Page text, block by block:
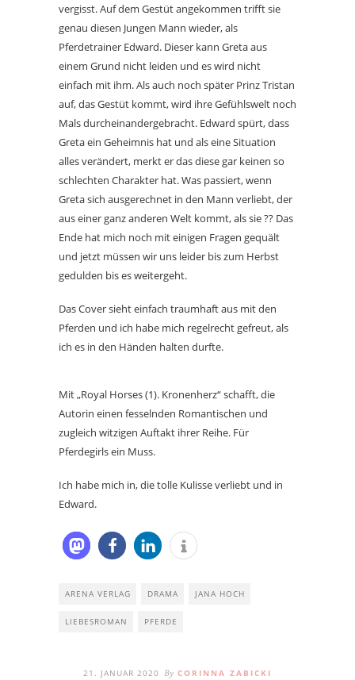
vergisst. Auf dem Gestüt angekommen trifft sie
genau diesen Jungen Mann wieder, als
Pferdetrainer Edward. Dieser kann Greta aus
einem Grund nicht leiden und es wird nicht
einfach mit ihm. Als auch noch später Prinz Tristan
auf, das Gestüt kommt, wird ihre Gefühlswelt noch
Mals durcheinandergebracht. Edward spürt, dass
Greta ein Geheimnis hat und als eine Situation
alles verändert, merkt er das diese gar keinen so
schlechten Charakter hat. Was passiert, wenn
Greta sich ausgerechnet in den Mann verliebt, der
aus einer ganz anderen Welt kommt, als sie ?? Das
Ende hat mich noch mit einigen Fragen gequält
und jetzt müssen wir uns leider bis zum Herbst
gedulden bis es weitergeht.
Das Cover sieht einfach traumhaft aus mit den
Pferden und ich habe mich regelrecht gefreut, als
ich es in den Händen halten durfte.
Mit „Royal Horses (1). Kronenherz“ schafft, die
Autorin einen fesselnden Romantischen und
zugleich witzigen Auftakt ihrer Reihe. Für
Pferdegirls ein Muss.
Ich habe mich in, die tolle Kulisse verliebt und in
Edward.
ARENA VERLAG DRAMA JANA HOCH
LIEBESROMAN PFERDE
21. JANUAR 2020 By CORINNA ZABICKI